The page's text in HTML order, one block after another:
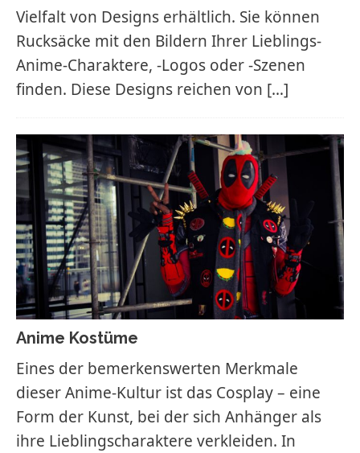
Vielfalt von Designs erhältlich. Sie können
Rucksäcke mit den Bildern Ihrer Lieblings-
Anime-Charaktere, -Logos oder -Szenen
finden. Diese Designs reichen von […]
Anime Kostüme
Eines der bemerkenswerten Merkmale
dieser Anime-Kultur ist das Cosplay – eine
Form der Kunst, bei der sich Anhänger als
ihre Lieblingscharaktere verkleiden. In